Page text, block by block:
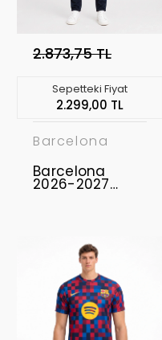
2.873,75 TL
Sepetteki Fiyat
2.299,00 TL
Barcelona
Barcelona
2026-2027